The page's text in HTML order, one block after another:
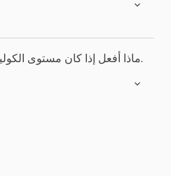
.ماذا أفعل إذا كان مستوى